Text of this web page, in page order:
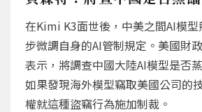
在Kimi K3面世後，中美之間AI模
步微調自身的AI管制規定。美國財
表示，將調查中國大陸AI模型是否
如果發現海外模型竊取美國公司的
權就這種盜竊行為施加制裁。